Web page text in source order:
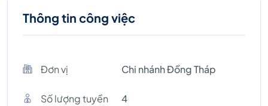
Thông tin công việc
Đơn vị Chi nhánh Đồng Tháp
Số lượng tuyền 4